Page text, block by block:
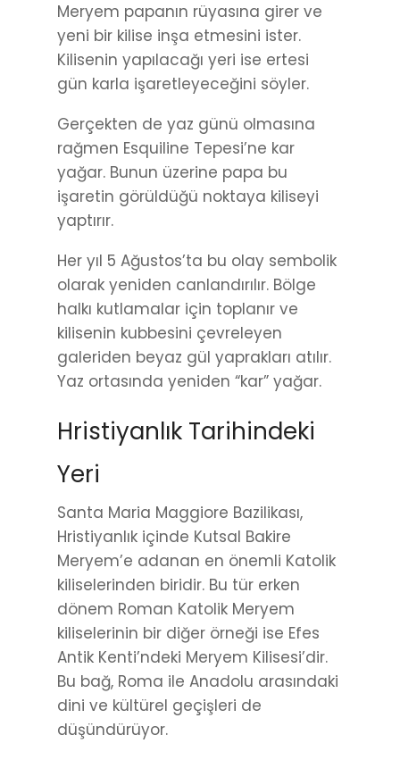
Meryem papanın rüyasına girer ve
yeni bir kilise inşa etmesini ister.
Kilisenin yapılacağı yeri ise ertesi
gün karla işaretleyeceğini söyler.
Gerçekten de yaz günü olmasına
rağmen Esquiline Tepesi’ne kar
yağar. Bunun üzerine papa bu
işaretin görüldüğü noktaya kiliseyi
yaptırır.
Her yıl 5 Ağustos’ta bu olay sembolik
olarak yeniden canlandırılır. Bölge
halkı kutlamalar için toplanır ve
kilisenin kubbesini çevreleyen
galeriden beyaz gül yaprakları atılır.
Yaz ortasında yeniden “kar” yağar.
Hristiyanlık Tarihindeki
Yeri
Santa Maria Maggiore Bazilikası,
Hristiyanlık içinde Kutsal Bakire
Meryem’e adanan en önemli Katolik
kiliselerinden biridir. Bu tür erken
dönem Roman Katolik Meryem
kiliselerinin bir diğer örneği ise Efes
Antik Kenti’ndeki Meryem Kilisesi’dir.
Bu bağ, Roma ile Anadolu arasındaki
dini ve kültürel geçişleri de
düşündürüyor.